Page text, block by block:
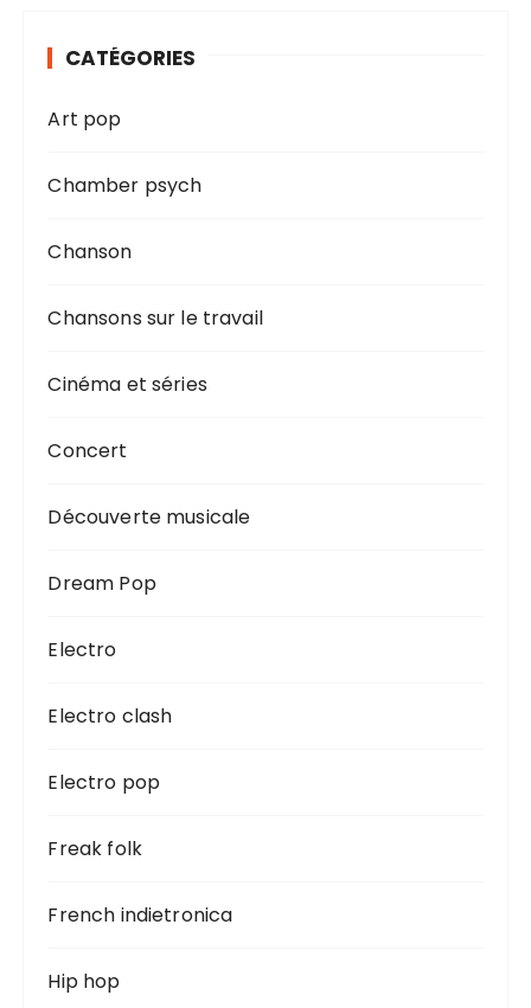
CATÉGORIES
Art pop
Chamber psych
Chanson
Chansons sur le travail
Cinéma et séries
Concert
Découverte musicale
Dream Pop
Electro
Electro clash
Electro pop
Freak folk
French indietronica
Hip hop